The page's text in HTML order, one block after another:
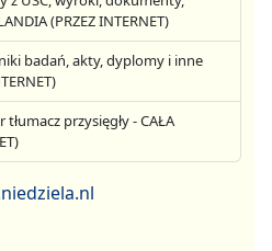
(PRZEZ INTERNET)
badań, akty, dyplomy i inne
przysięgły - CAŁA